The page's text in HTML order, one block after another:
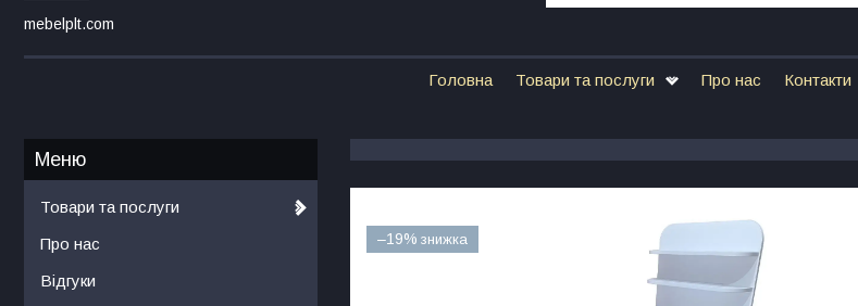
mebelplt.com
Головна Товари та послуги Про нас Контакти
–19%
Товари та послуги
Про нас
Відгуки